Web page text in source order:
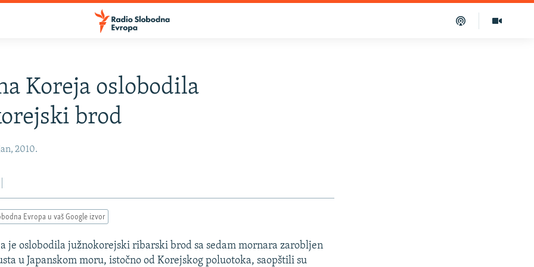
Koreja oslobodila
brod
2010.
Evropa u vaš Google izvor
je oslobodila južnokorejski ribarski brod sa sedam mornara zarobljen
u Japanskom moru, istočno od Korejskog poluotoka, saopštili su